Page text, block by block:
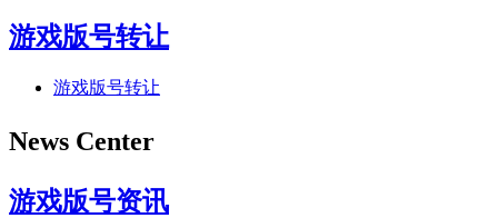
游戏版号转让
游戏版号转让
News Center
游戏版号资讯